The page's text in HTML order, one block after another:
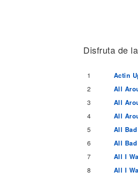
Disfruta de
1 Actin
2
All
3
All
4
All
5
All Bad
6
All
7
All I
8
All I